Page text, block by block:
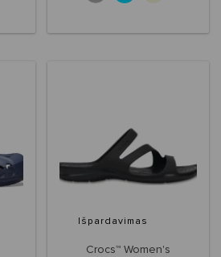
Išpardavimas
Crocs™ Women's